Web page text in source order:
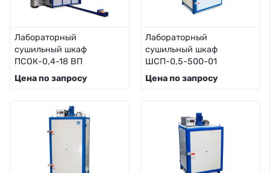
Лабораторный
сушильный шкаф
ПСОК-0,4-18 ВП
Цена по запросу
Лабораторный
сушильный шкаф
ШСП-0,5-500-01
Цена по запросу